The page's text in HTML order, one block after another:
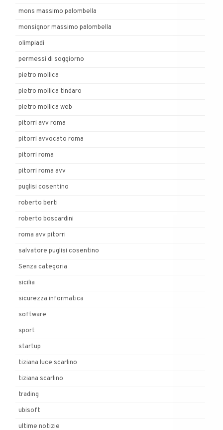
mons massimo palombella
monsignor massimo palombella
olimpiadi
permessi di soggiorno
pietro mollica
pietro mollica tindaro
pietro mollica web
pitorri avv roma
pitorri avvocato roma
pitorri roma
pitorri roma avv
puglisi cosentino
roberto berti
roberto boscardini
roma avv pitorri
salvatore puglisi cosentino
Senza categoria
sicilia
sicurezza informatica
software
sport
startup
tiziana luce scarlino
tiziana scarlino
trading
ubisoft
ultime notizie